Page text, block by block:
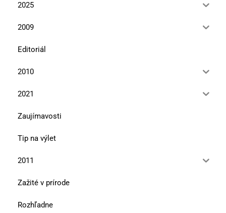
2025
2009
Editoriál
2010
2021
Zaujímavosti
Tip na výlet
2011
Zažité v prírode
Rozhľadne